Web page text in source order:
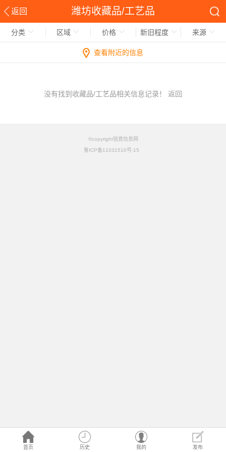
返回 潍坊收藏品/工艺品
首页 历史 我的 发布
分类 区域 价格 新旧程度 来源
查看附近的信息
没有找到收藏品/工艺品相关信息记录！ 返回
©copyright铭竟信息网
鲁ICP备11031510号-15